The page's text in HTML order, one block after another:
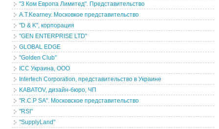
"3 Ком Европа Лимитед". Представительство
A.T.Kearney. Московкое представительство
"D & K", корпорация
"GEN ENTERPRISE LTD"
GLOBAL EDGE
"Golden Club"
ICC Украина, ООО
Intertech Corporation, представительство в Украине
KABATOV, дизайн-бюро, ЧП
"R.C.P SA". Московское представительство
"RSI"
"SupplyLand"